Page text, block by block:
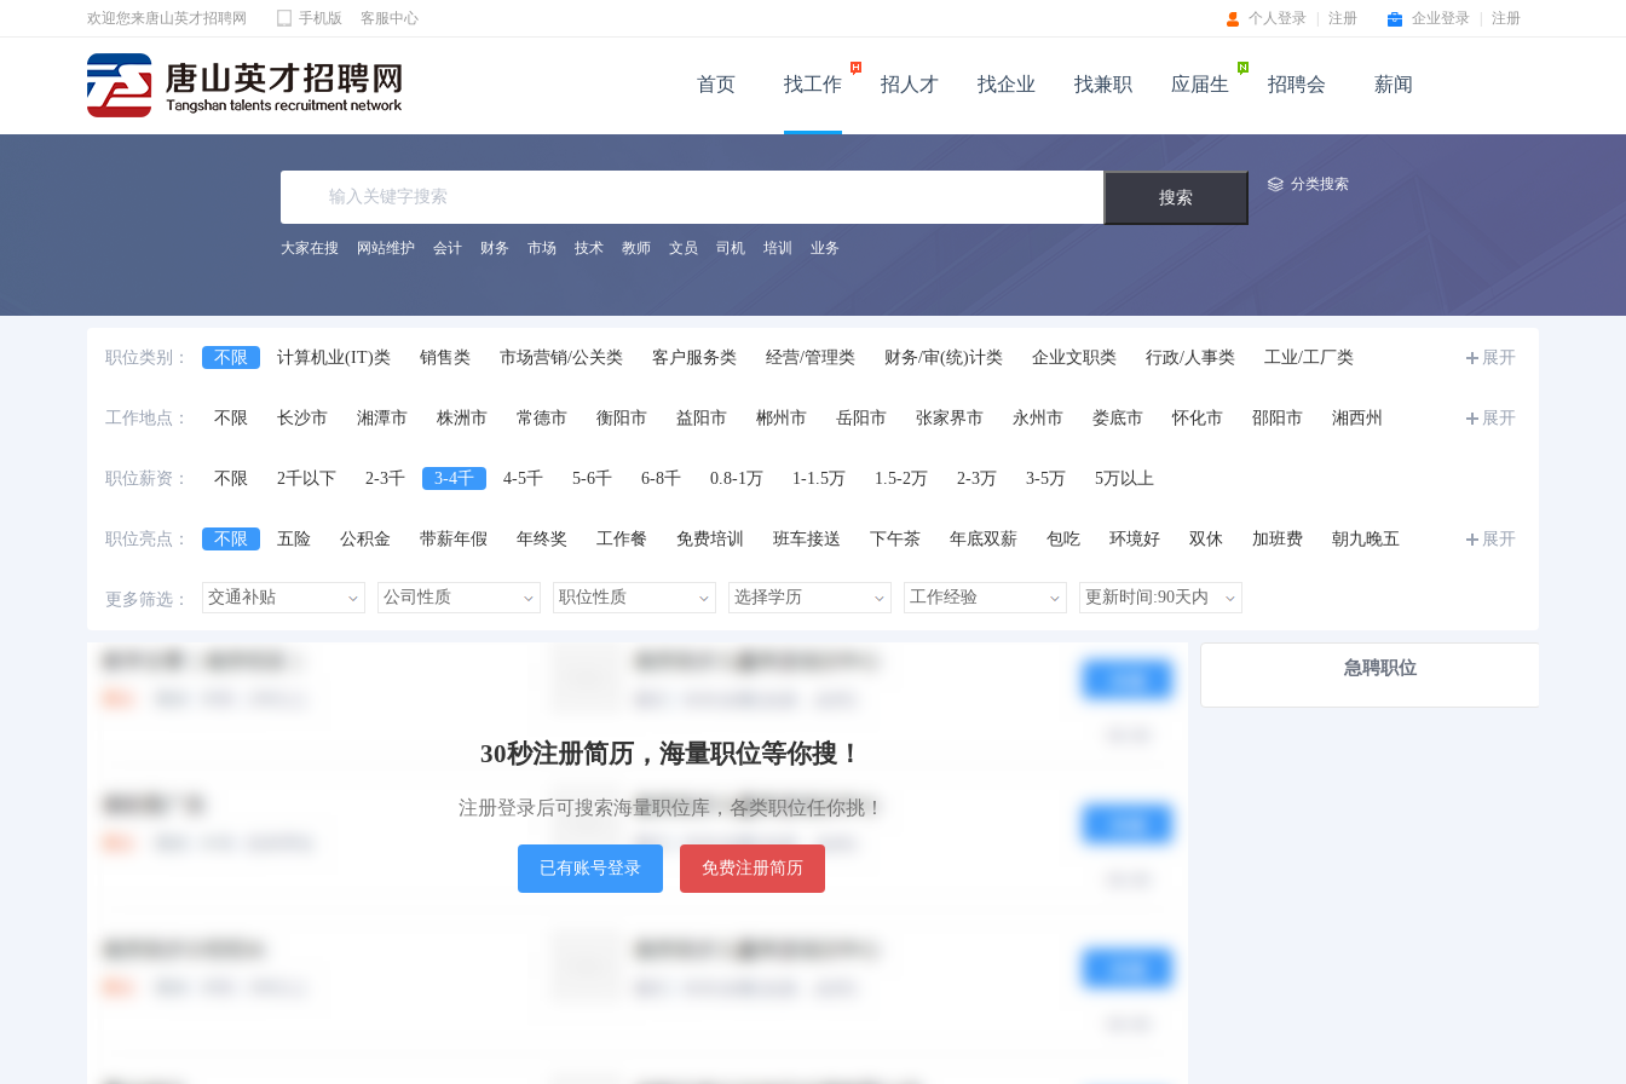
欢迎您来唐山英才招聘网 手机版 客服中心 企业登录 注册
个人登录 注册
首页 找工作 招人才 找企业 找兼职 应届生 招聘会 薪闻
分类搜索
大家在搜 网站维护 会计 财务 市场 技术 教师 文员 司机 培训 业务
职位类别： 不限 计算机业(IT)类 销售类 市场营销/公关类 客户服务类 经营/管理类 财务/审(统)计类 企业文职类 行政/人事类
工业/工厂类
化工/制药类
能源动力类 宾馆饭店/餐饮旅游类 商店/零售服务类 技工/普工类 轻工类 后勤保障类 翻译类 物流/贸易类
咨询/顾问类
法律专业人员类
影视/摄影专业类 编辑/发行类 物业管理 保安/家政/其他服务 医院/医疗/护理 汽车 科研人员
展开
工作地点： 不限 长沙市 湘潭市 株洲市 常德市 衡阳市 益阳市 郴州市 岳阳市 张家界市 永州市 娄底市 怀化市 邵阳市 湘西州 展开
职位薪资： 不限 2千以下 2-3千 3-4千 4-5千 5-6千 6-8千 0.8-1万 1-1.5万 1.5-2万 2-3万 3-5万 5万以上
职位亮点： 不限 五险 公积金 带薪年假 年终奖 工作餐 免费培训 班车接送 下午茶 年底双薪 包吃 环境好 双休 加班费
朝九晚五
展开
更多筛选：
本站职位 盟站职位 热度 月薪
30秒注册简历，海量职位等你搜！
注册登录后可搜索海量职位库，各类职位任你挑！
已有账号登录 免费注册简历
急聘职位